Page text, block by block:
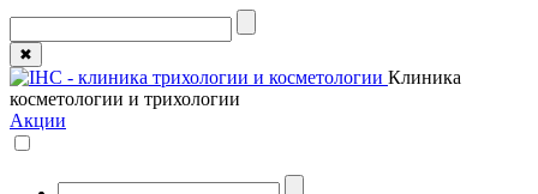
✖
Клиника
косметологии и трихологии
Акции